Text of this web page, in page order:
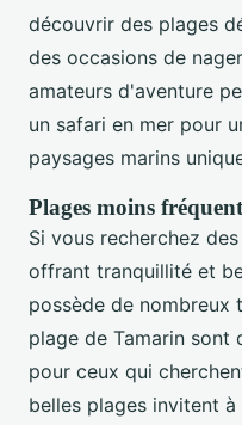
découvrir des plages
des occasions de
amateurs d'aventure
un safari en mer pour
paysages marins
Plages moins
Si vous recherchez des
offrant tranquillité et
possède de nombreux
plage de Tamarin sont
pour ceux qui
belles plages invitent